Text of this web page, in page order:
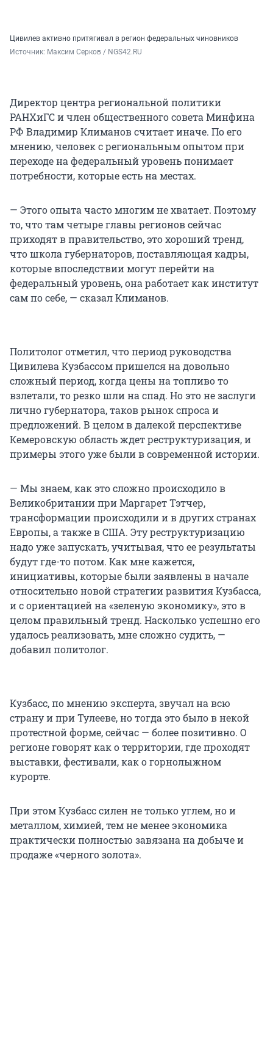
Цивилев активно притягивал в регион федеральных чиновников
Источник: Максим Серков / NGS42.RU
Директор центра региональной политики
РАНХиГС и член общественного совета Минфина
РФ Владимир Климанов считает иначе. По его
мнению, человек с региональным опытом при
переходе на федеральный уровень понимает
потребности, которые есть на местах.
— Этого опыта часто многим не хватает. Поэтому
то, что там четыре главы регионов сейчас
приходят в правительство, это хороший тренд,
что школа губернаторов, поставляющая кадры,
которые впоследствии могут перейти на
федеральный уровень, она работает как институт
сам по себе, — сказал Климанов.
Политолог отметил, что период руководства
Цивилева Кузбассом пришелся на довольно
сложный период, когда цены на топливо то
взлетали, то резко шли на спад. Но это не заслуги
лично губернатора, таков рынок спроса и
предложений. В целом в далекой перспективе
Кемеровскую область ждет реструктуризация, и
примеры этого уже были в современной истории.
— Мы знаем, как это сложно происходило в
Великобритании при Маргарет Тэтчер,
трансформации происходили и в других странах
Европы, а также в США. Эту реструктуризацию
надо уже запускать, учитывая, что ее результаты
будут где-то потом. Как мне кажется,
инициативы, которые были заявлены в начале
относительно новой стратегии развития Кузбасса,
и с ориентацией на «зеленую экономику», это в
целом правильный тренд. Насколько успешно его
удалось реализовать, мне сложно судить, —
добавил политолог.
Кузбасс, по мнению эксперта, звучал на всю
страну и при Тулееве, но тогда это было в некой
протестной форме, сейчас — более позитивно. О
регионе говорят как о территории, где проходят
выставки, фестивали, как о горнолыжном
курорте.
При этом Кузбасс силен не только углем, но и
металлом, химией, тем не менее экономика
практически полностью завязана на добыче и
продаже «черного золота».